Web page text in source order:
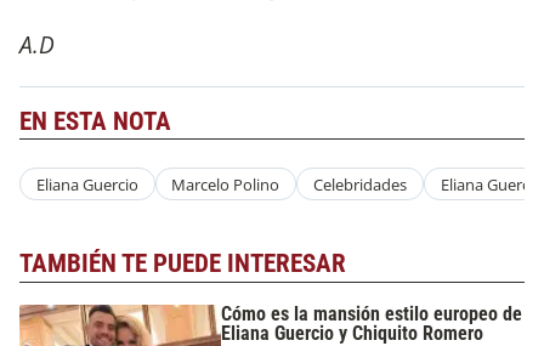
A.D
EN ESTA NOTA
Eliana Guercio Marcelo Polino Celebridades Eliana Guercio
TAMBIÉN TE PUEDE INTERESAR
Cómo es la mansión estilo europeo de
Eliana Guercio y Chiquito Romero